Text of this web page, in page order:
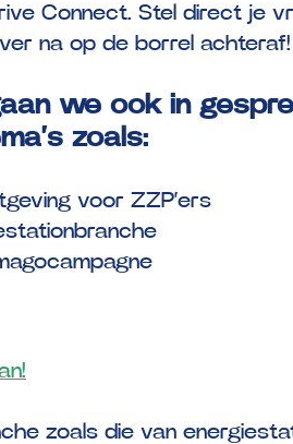
Connect. Stel direct je
na op de borrel achteraf!
we ook in
zoals:
voor ZZP’ers
zoals die van